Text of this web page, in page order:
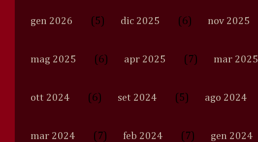
gen 2026 (5) dic 2025 (6) nov 2025
mag 2025 (6) apr 2025 (7) mar 2025
ott 2024 (6) set 2024 (5) ago 2024
mar 2024 (7) feb 2024 (7) gen 2024